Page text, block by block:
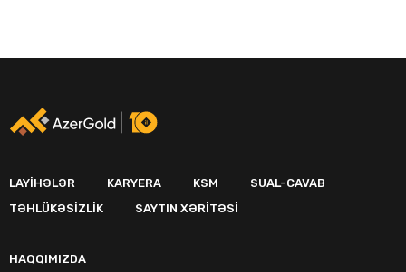
LAYIHƏLƏR KARYERA KSM
SUAL-CAVAB
TƏHLÜKƏSIZLIK
SAYTIN XƏRITƏSI
HAQQIMIZDA